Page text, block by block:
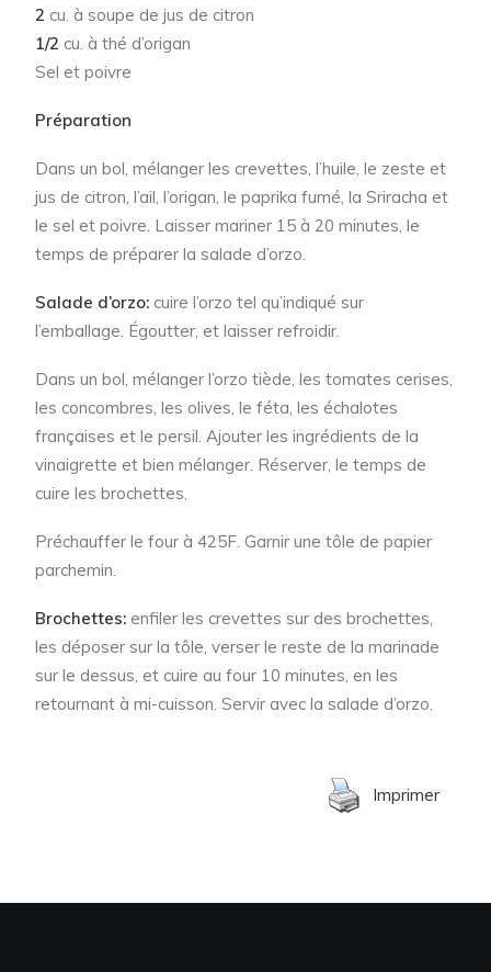
2 cu. à soupe de jus de citron
1/2 cu. à thé d’origan
Sel et poivre
Préparation
Dans un bol, mélanger les crevettes, l’huile, le zeste et
jus de citron, l’ail, l’origan, le paprika fumé, la Sriracha et
le sel et poivre. Laisser mariner 15 à 20 minutes, le
temps de préparer la salade d’orzo.
Salade d’orzo: cuire l’orzo tel qu’indiqué sur
l’emballage. Égoutter, et laisser refroidir.
Dans un bol, mélanger l’orzo tiède, les tomates cerises,
les concombres, les olives, le féta, les échalotes
françaises et le persil. Ajouter les ingrédients de la
vinaigrette et bien mélanger. Réserver, le temps de
cuire les brochettes.
Préchauffer le four à 425F. Garnir une tôle de papier
parchemin.
Brochettes: enfiler les crevettes sur des brochettes,
les déposer sur la tôle, verser le reste de la marinade
sur le dessus, et cuire au four 10 minutes, en les
retournant à mi-cuisson. Servir avec la salade d’orzo.
Imprimer